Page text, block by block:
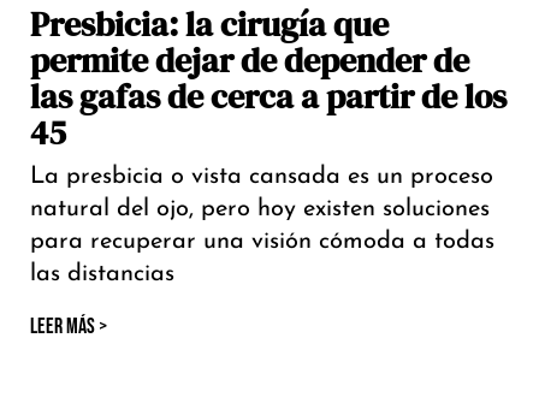
Presbicia: la cirugía que
permite dejar de depender de
las gafas de cerca a partir de los
45
La presbicia o vista cansada es un proceso
natural del ojo, pero hoy existen soluciones
para recuperar una visión cómoda a todas
las distancias
LEER MÁS >